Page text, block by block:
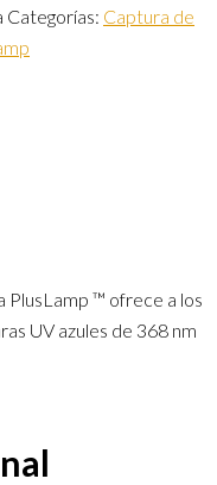
Categorías: Captura de
PlusLamp ™ ofrece a los
UV azules de 368 nm